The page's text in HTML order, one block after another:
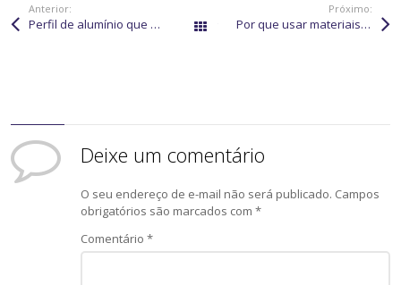
Anterior:
Perfil de alumínio que substitui soleira é opção sustentável Todos os posts
Próximo:
Por que usar materiais sustentáveis para construção civil?
Deixe um comentário
O seu endereço de e-mail não será publicado. Campos
obrigatórios são marcados com*
Comentário*